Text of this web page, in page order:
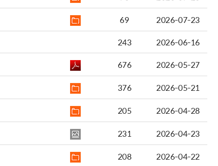
69
2026-07-23
243
2026-06-16
676
2026-05-27
376
2026-05-21
205
2026-04-28
231
2026-04-23
208
2026-04-22